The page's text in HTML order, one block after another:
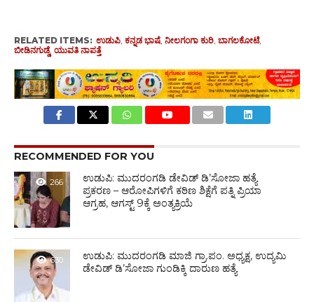
RELATED ITEMS: ಉಡುಪಿ, ಕನ್ನಡ ಭಾಷೆ, ನೀಲಗಂಗಾ ಕುರಿ, ಬಾಗಲಕೋಟೆ,
ಬೀಡಿನಗುಡ್ಡೆ, ಯುವತಿ ನಾಪತ್ತೆ
RECOMMENDED FOR YOU
266
ಉಡುಪಿ: ಮುದರಂಗಡಿ ಡೇವಿಡ್ ಡಿ’ಸೋಜಾ ಹತ್ಯೆ
ಪ್ರಕರಣ – ಆರೋಪಿಗಳಿಗೆ ಕಠಿಣ ಶಿಕ್ಷೆಗೆ ಪತ್ನಿ ಪ್ರಿಯಾ
ಆಗ್ರಹ, ಆಗಸ್ಟ್ 9ಕ್ಕೆ ಅಂತ್ಯಕ್ರಿಯೆ
630
ಉಡುಪಿ: ಮುದರಂಗಡಿ ಮಾಜಿ ಗ್ರಾ.ಪಂ. ಅಧ್ಯಕ್ಷ, ಉದ್ಯಮಿ
ಡೇವಿಡ್ ಡಿ’ಸೋಜಾ ಗುಂಡಿಕ್ಕಿ ದಾರುಣ ಹತ್ಯೆ